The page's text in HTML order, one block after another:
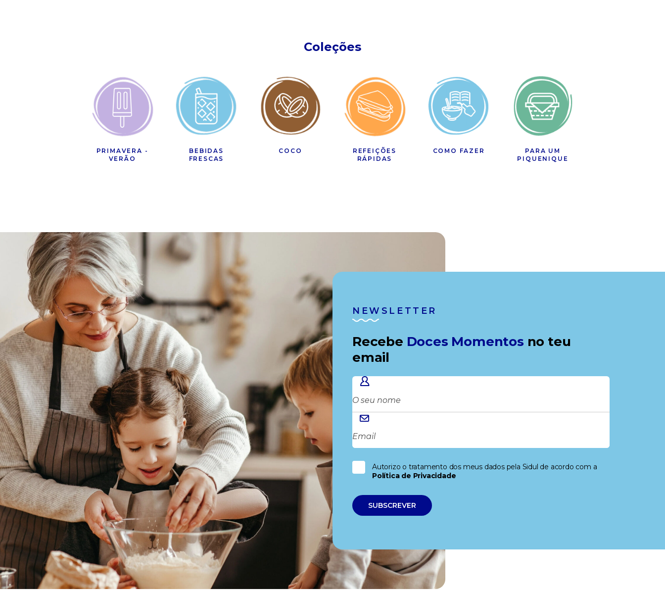
Coleções
PRIMAVERA -
VERÃO
BEBIDAS
FRESCAS
COCO
REFEIÇÕES
RÁPIDAS
COMO FAZER
PARA UM
PIQUENIQUE
NEWSLETTER
Recebe Doces Momentos no teu
email
Autorizo o tratamento dos meus dados pela Sidul de acordo com a
Política de Privacidade